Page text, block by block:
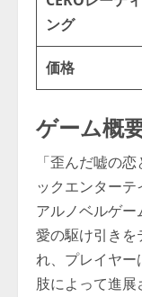
ング
価格
ゲーム概
「歪んだ嘘の
ックエンター
アルノベルゲ
愛の駆け引きを
れ、プレイヤ
肢によって進展